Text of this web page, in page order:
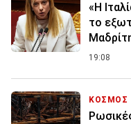
«Η
το
19:08
ΚΟΣΜΟΣ